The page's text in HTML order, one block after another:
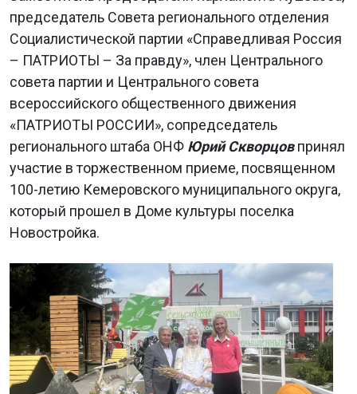
председатель Совета регионального отделения
Социалистической партии «Справедливая Россия
– ПАТРИОТЫ – За правду», член Центрального
совета партии и Центрального совета
всероссийского общественного движения
«ПАТРИОТЫ РОССИИ», сопредседатель
регионального штаба ОНФ Юрий Скворцовпринял
участие в торжественном приеме, посвященном
100-летию Кемеровского муниципального округа,
который прошел в Доме культуры поселка
Новостройка.